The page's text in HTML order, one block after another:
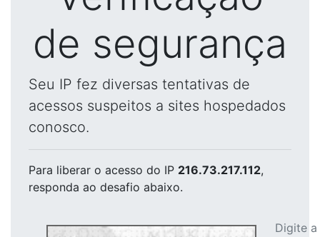
de segurança
Seu IP fez diversas tentativas de
acessos suspeitos a sites hospedados
conosco.
Para liberar o acesso do IP 216.73.217.112,
responda ao desafio abaixo.
Digite